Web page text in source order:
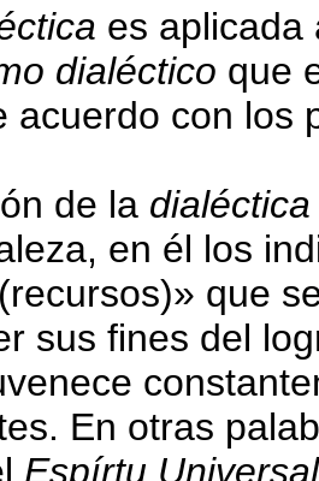
es aplicada
dialéctico que
acuerdo con los
de la dialéctica
en él los
que
sus fines del
En otras
Espírtu Universal